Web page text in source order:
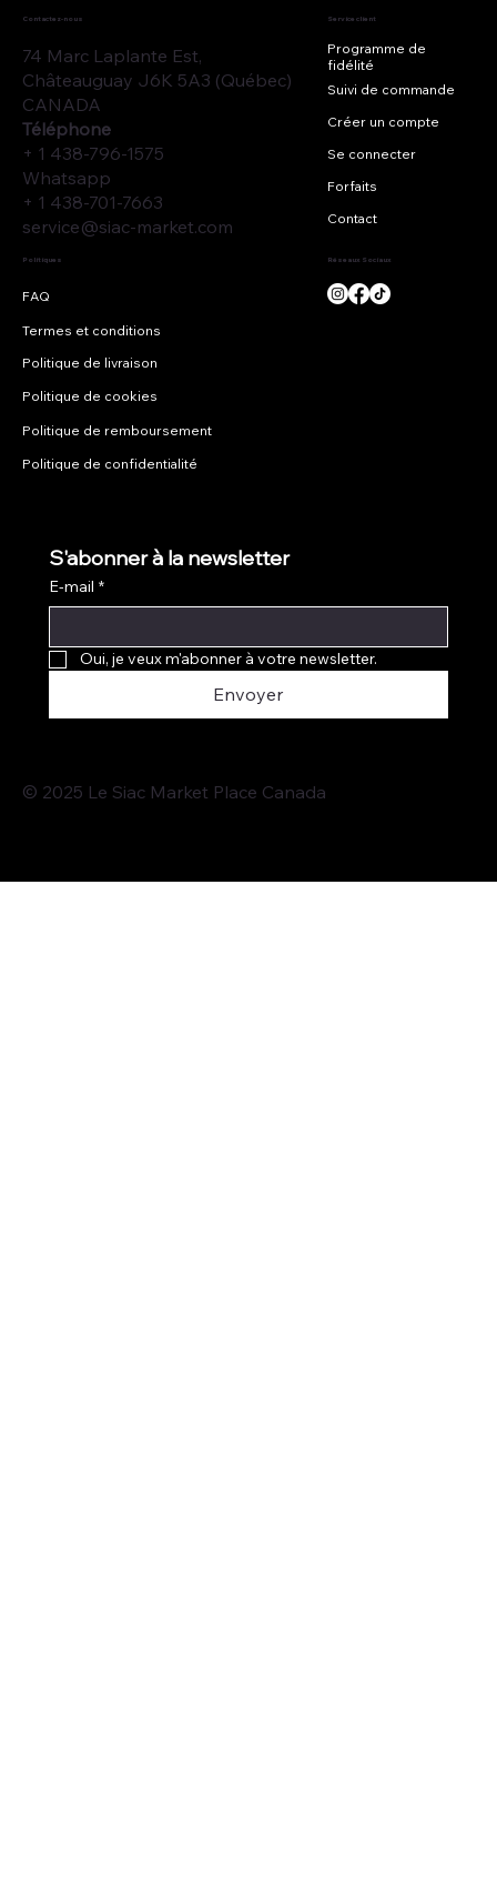
74 Marc Laplante Est,
Châteauguay J6K 5A3 (Québec)
CANADA
Téléphone
+ 1 438-796-1575
Whatsapp
+ 1 438-701-7663
service@siac-market.com
Contactez-nous Service client
Programme de
fidélité
Suivi de commande
Créer un compte
Se connecter
Forfaits
Contact
Politiques
Termes et conditions
Politique de livraison
Politique de cookies
Politique de remboursement
Politique de confidentialité
Réseaux Sociaux
S'abonner à la newsletter
E-mail *
Oui, je veux m'abonner à votre newsletter.
Envoyer
© 2025 Le Siac Market Place Canada